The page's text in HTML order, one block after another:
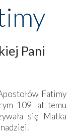
Pani
Fatimy
109 lat temu
się Matka